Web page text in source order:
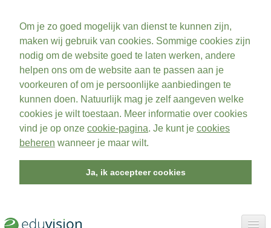
Om je zo goed mogelijk van dienst te kunnen zijn,
maken wij gebruik van cookies. Sommige cookies zijn
nodig om de website goed te laten werken, andere
helpen ons om de website aan te passen aan je
voorkeuren of om je persoonlijke aanbiedingen te
kunnen doen. Natuurlijk mag je zelf aangeven welke
cookies je wilt toestaan. Meer informatie over cookies
vind je op onze cookie-pagina. Je kunt je cookies
beheren wanneer je maar wilt.
Ja, ik accepteer cookies